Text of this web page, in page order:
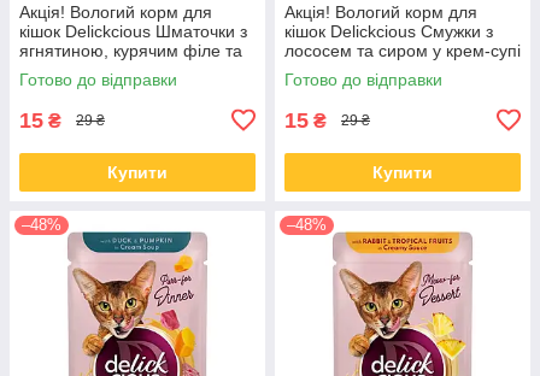
Акція! Вологий корм для
кішок Delickcious Шматочки з
ягнятиною, курячим філе та
квасолею спаржевою в желе
85 гр 12 шт
Готово до відправки
15 ₴ 29 ₴
Купити
Акція! Вологий корм для
кішок Delickcious Смужки з
лососем та сиром у крем-супі
85 гр 12 шт
Готово до відправки
15 ₴ 29 ₴
Купити
–48% –48%